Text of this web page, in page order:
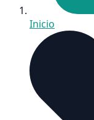
Inicio